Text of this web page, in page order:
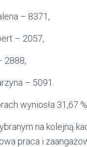
– 8371,
– 2057,
– 5091.
wyniosła 31,67 %.
na kolejną
praca i